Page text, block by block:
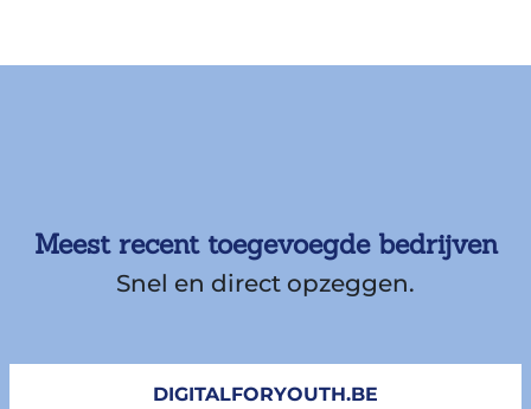
Meest recent toegevoegde bedrijven
Snel en direct opzeggen.
DIGITALFORYOUTH.BE